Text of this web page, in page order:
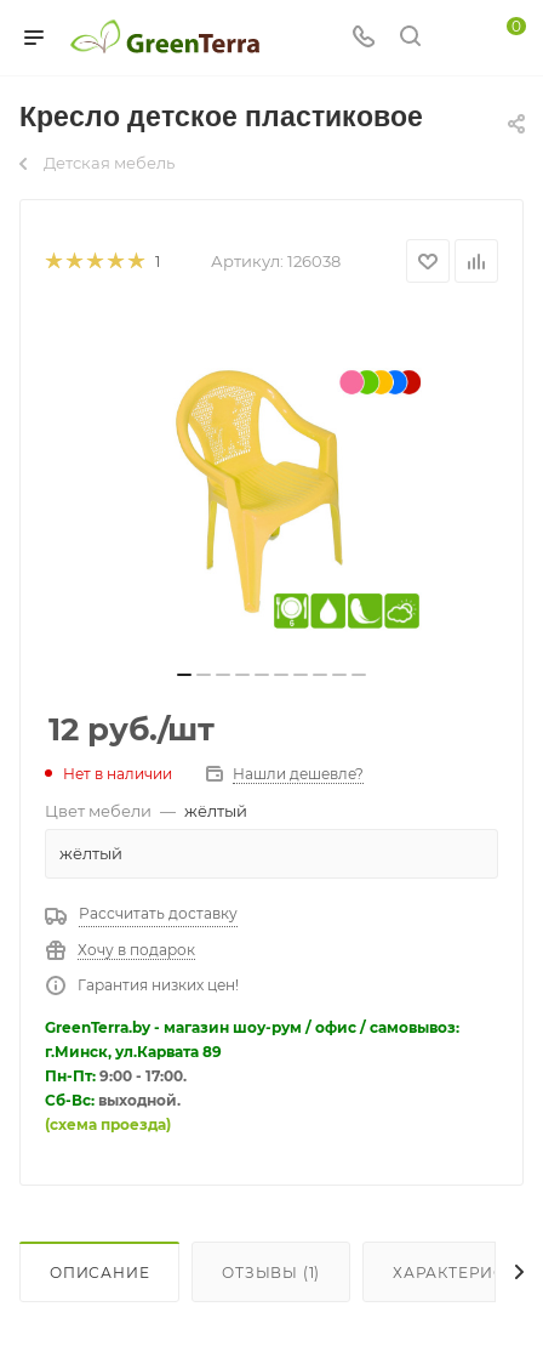
0
Кресло детское пластиковое
Детская мебель
1 Артикул: 126038
12 руб./шт
Нет в наличии Нашли дешевле?
Цвет мебели — жёлтый
жёлтый
Рассчитать доставку
Хочу в подарок
Гарантия низких цен!
GreenTerra.by - магазин шоу-рум / офис / самовывоз:
г.Минск, ул.Карвата 89
Пн-Пт: 9:00 - 17:00.
Сб-Вс: выходной.
(схема проезда)
ОПИСАНИЕ ОТЗЫВЫ (1)